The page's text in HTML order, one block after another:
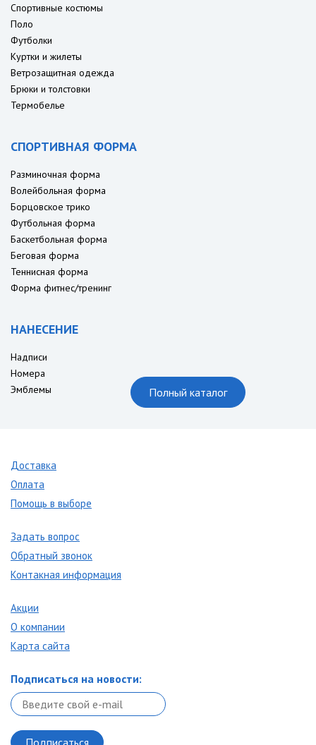
Спортивные костюмы
Поло
Футболки
Куртки и жилеты
Ветрозащитная одежда
Брюки и толстовки
Термобелье
СПОРТИВНАЯ ФОРМА
Разминочная форма
Волейбольная форма
Борцовское трико
Футбольная форма
Баскетбольная форма
Беговая форма
Теннисная форма
Форма фитнес/тренинг
НАНЕСЕНИЕ
Надписи
Номера
Эмблемы
Полный каталог
Доставка
Оплата
Помощь в выборе
Задать вопрос
Обратный звонок
Контакная информация
Акции
О компании
Карта сайта
Подписаться на новости: